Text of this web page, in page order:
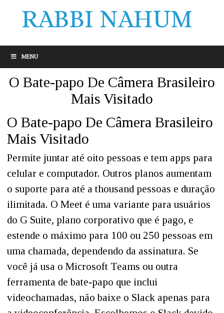
MENU
O Bate-papo De Câmera Brasileiro
Mais Visitado
O Bate-papo De Câmera Brasileiro
Mais Visitado
Permite juntar até oito pessoas e tem apps para
celular e computador. Outros planos aumentam
o suporte para até a thousand pessoas e duração
ilimitada. O Meet é uma variante para usuários
do G Suite, plano corporativo que é pago, e
estende o máximo para 100 ou 250 pessoas em
uma chamada, dependendo da assinatura. Se
você já usa o Microsoft Teams ou outra
ferramenta de bate-papo que inclui
videochamadas, não baixe o Slack apenas para